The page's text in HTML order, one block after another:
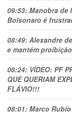
09:53: Manobra de
Bolsonaro é
08:49: Alexandre
e mantém
08:24: VÍDEO: PF
QUE QUERIAM
FLÁVIO!!!
08:01: Marco